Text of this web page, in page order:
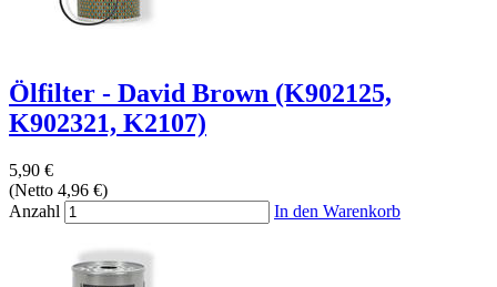
Ölfilter - David Brown (K902125,
K902321, K2107)
5,90 €
(Netto 4,96 €)
Anzahl
In den Warenkorb